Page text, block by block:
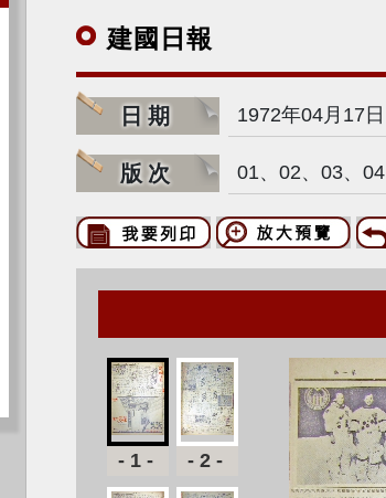
建國 日報
日期 1972年04月17日
版次 01、02、03、04
-1- -2-